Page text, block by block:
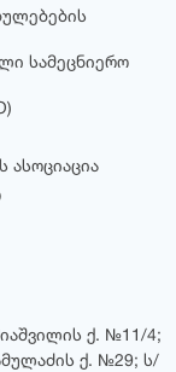
სამეცნიერო
ასოციაცია
ქ. №11/4;
ქ. №29; ს/